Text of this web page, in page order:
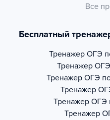
Все
Бесплатный
Тренажер ОГЭ
Тренажер ОГЭ
Тренажер ОГЭ
Тренажер
Тренажер ОГЭ
Тренажер